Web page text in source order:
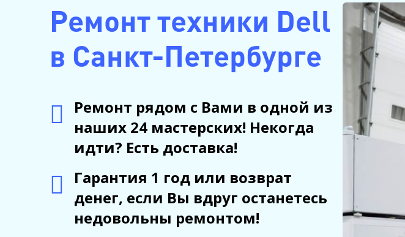
Ремонт техники Dell
в Санкт-Петербурге
Ремонт рядом с Вами в одной из
наших 24 мастерских! Некогда
идти? Есть доставка!
Гарантия 1 год или возврат
денег, если Вы вдруг останетесь
недовольны ремонтом!